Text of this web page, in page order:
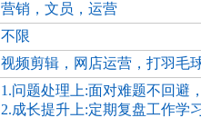
营销，文员，运营
不限
视频剪辑，网店运营，打羽毛
1.问题处理上:面对难题不回避
2.成长提升上:定期复盘工作学